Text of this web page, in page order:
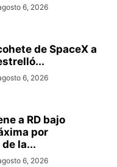
6, 2026
de SpaceX a
6, 2026
a RD bajo
por
la...
6, 2026